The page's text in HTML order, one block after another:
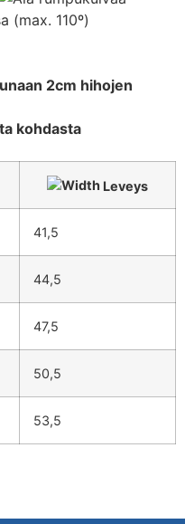
2cm hihojen
kohdasta
Leveys
41,5
44,5
47,5
50,5
53,5